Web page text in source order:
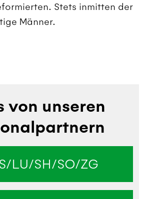
Stets inmitten der
Männer.
von unseren
LU/SH/SO/ZG